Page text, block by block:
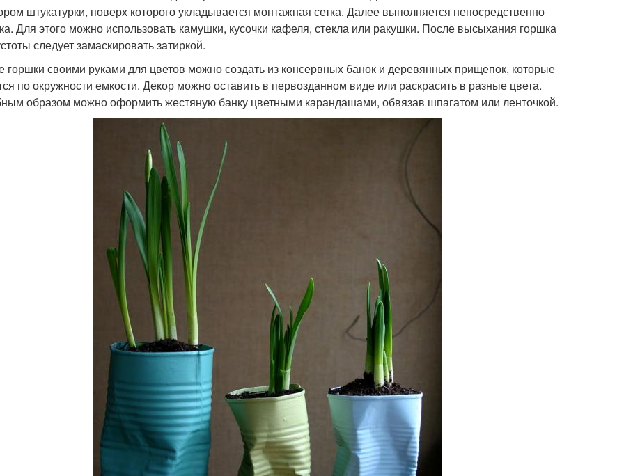
штукатурки, поверх которого укладывается монтажная сетка. Далее выполняется непосредственно
Для этого можно использовать камушки, кусочки кафеля, стекла или ракушки. После высыхания горшка
следует замаскировать затиркой.
горшки своими руками для цветов можно создать из консервных банок и деревянных прищепок, которые
по окружности емкости. Декор можно оставить в первозданном виде или раскрасить в разные цвета.
образом можно оформить жестяную банку цветными карандашами, обвязав шпагатом или ленточкой.